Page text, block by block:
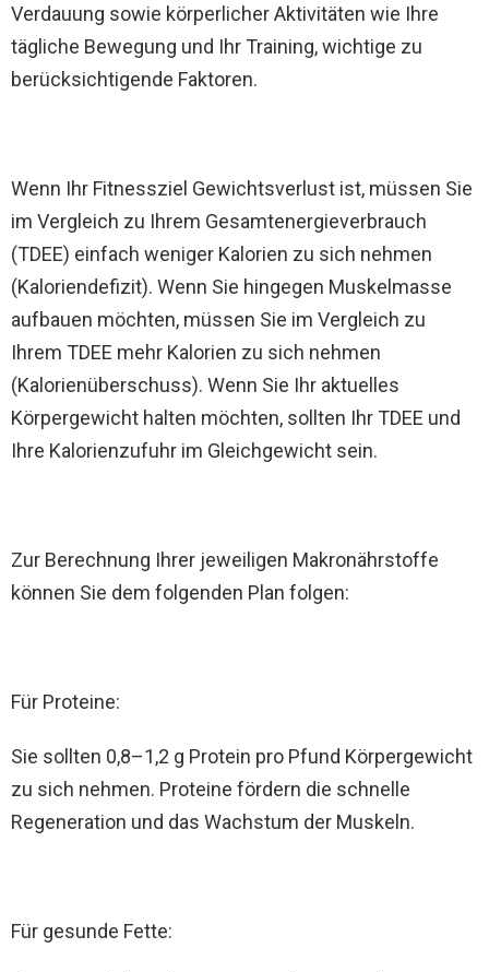
Verdauung sowie körperlicher Aktivitäten wie Ihre
tägliche Bewegung und Ihr Training, wichtige zu
berücksichtigende Faktoren.
Wenn Ihr Fitnessziel Gewichtsverlust ist, müssen Sie
im Vergleich zu Ihrem Gesamtenergieverbrauch
(TDEE) einfach weniger Kalorien zu sich nehmen
(Kaloriendefizit). Wenn Sie hingegen Muskelmasse
aufbauen möchten, müssen Sie im Vergleich zu
Ihrem TDEE mehr Kalorien zu sich nehmen
(Kalorienüberschuss). Wenn Sie Ihr aktuelles
Körpergewicht halten möchten, sollten Ihr TDEE und
Ihre Kalorienzufuhr im Gleichgewicht sein.
Zur Berechnung Ihrer jeweiligen Makronährstoffe
können Sie dem folgenden Plan folgen:
Für Proteine:
Sie sollten 0,8–1,2 g Protein pro Pfund Körpergewicht
zu sich nehmen. Proteine fördern die schnelle
Regeneration und das Wachstum der Muskeln.
Für gesunde Fette: